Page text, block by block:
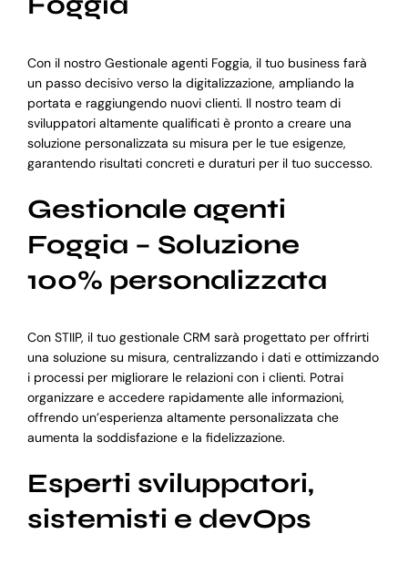
Con il nostro Gestionale agenti Foggia, il tuo business farà
un passo decisivo verso la digitalizzazione, ampliando la
portata e raggiungendo nuovi clienti. Il nostro team di
sviluppatori altamente qualificati è pronto a creare una
soluzione personalizzata su misura per le tue esigenze,
garantendo risultati concreti e duraturi per il tuo successo.
Gestionale agenti
Foggia – Soluzione
100% personalizzata
Con STIIP, il tuo gestionale CRM sarà progettato per offrirti
una soluzione su misura, centralizzando i dati e ottimizzando
i processi per migliorare le relazioni con i clienti. Potrai
organizzare e accedere rapidamente alle informazioni,
offrendo un’esperienza altamente personalizzata che
aumenta la soddisfazione e la fidelizzazione.
Esperti sviluppatori,
sistemisti e devOps